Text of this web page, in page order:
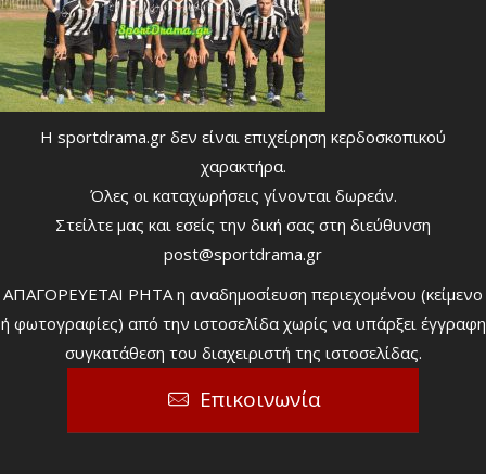
Η sportdrama.gr δεν είναι επιχείρηση κερδοσκοπικού
χαρακτήρα.
Όλες οι καταχωρήσεις γίνονται δωρεάν.
Στείλτε μας και εσείς την δική σας στη διεύθυνση
post@sportdrama.gr
ΑΠΑΓΟΡΕΥΕΤΑΙ ΡΗΤΑ η αναδημοσίευση περιεχομένου (κείμενο
ή φωτογραφίες) από την ιστοσελίδα χωρίς να υπάρξει έγγραφη
συγκατάθεση του διαχειριστή της ιστοσελίδας.
Επικοινωνία